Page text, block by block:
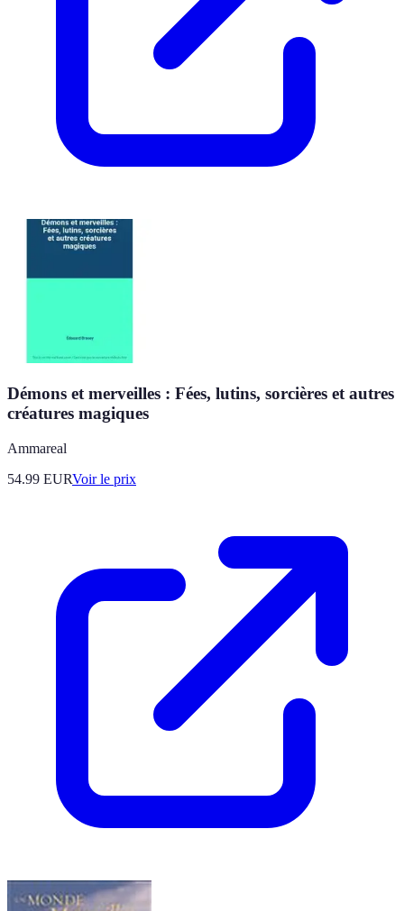
Démons et merveilles : Fées, lutins, sorcières et autres
créatures magiques
Ammareal
54.99 EURVoir le prix